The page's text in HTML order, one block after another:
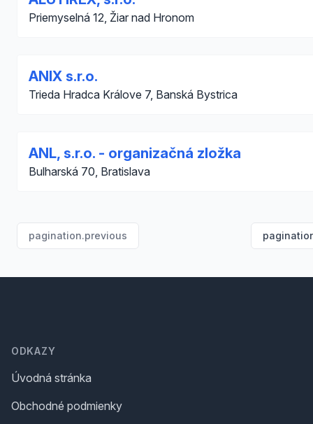
Priemyselná 12, Žiar nad Hronom
ANIX s.r.o.
Trieda Hradca Králove 7, Banská Bystrica
ANL, s.r.o. - organizačná zložka
Bulharská 70, Bratislava
pagination.previous
ODKAZY
Úvodná stránka
Obchodné podmienky